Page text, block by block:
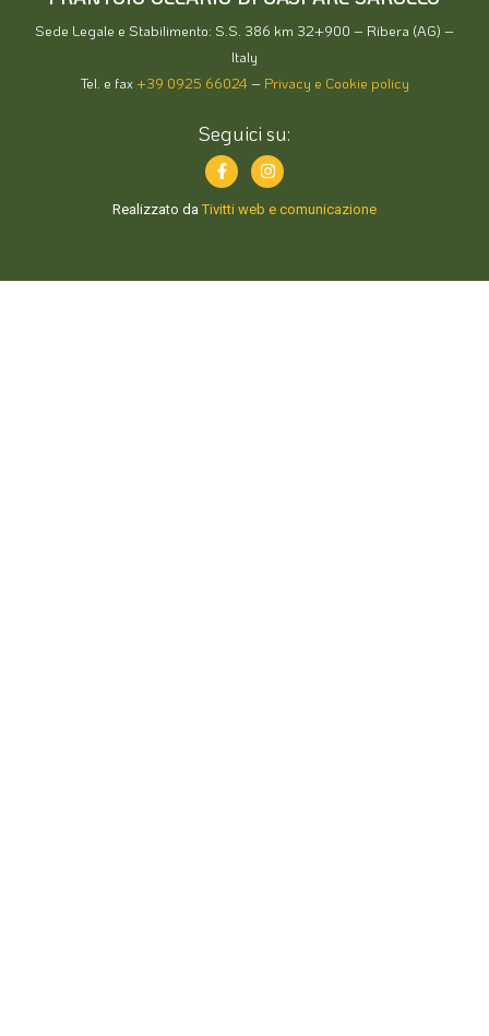
Sede Legale e Stabilimento: S.S. 386 km 32+900 – Ribera (AG) –
Italy
Tel. e fax+39 0925 66024 – Privacy e Cookie policy
Seguici su:
Realizzato daTivitti web e comunicazione